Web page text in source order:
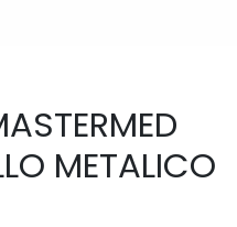
METALICO